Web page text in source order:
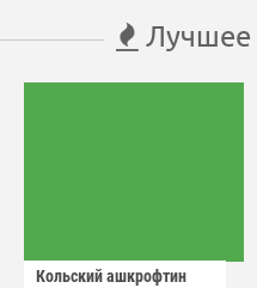
Лучшее
Кольский ашкрофтин